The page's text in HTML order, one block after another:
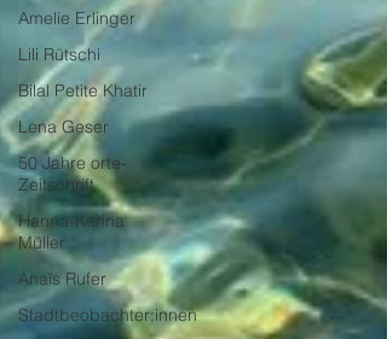
Amelie Erlinger
Lili Rütschi
Bilal Petite Khatir
Lena Geser
50 Jahre orte-
Zeitschrift
Hanna-Karina
Müller
Anaïs Rufer
Stadtbeobachter:innen